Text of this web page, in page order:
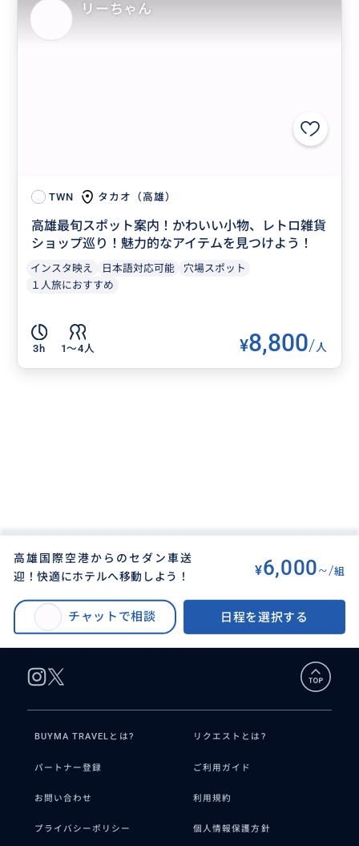
TWN タカオ（高雄）
高雄最旬スポット案内！かわいい小物、レトロ雑貨
ショップ巡り！魅力的なアイテムを見つけよう！
インスタ映え 日本語対応可能
穴場スポット
１人旅におすすめ
3h 1〜4人 ¥8,800/人
リーちゃん
高雄国際空港からのセダン車送
迎！快適にホテルへ移動しよう！
¥6,000~/組
チャットで相談 日程を選択する
高雄国際空港からのセダン車送迎！快適にホテルへ移動しよう！
BUYMA TRAVELとは? リクエストとは?
パートナー登録 ご利用ガイド
お問い合わせ 利用規約
プライバシーポリシー 個人情報保護方針